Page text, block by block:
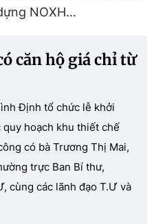
NOXH…
căn hộ giá chỉ từ
Định tổ chức lễ khởi
hoạch khu thiết chế
có bà Trương Thị Mai,
trực Ban Bí thư,
cùng các lãnh đạo T.Ư và